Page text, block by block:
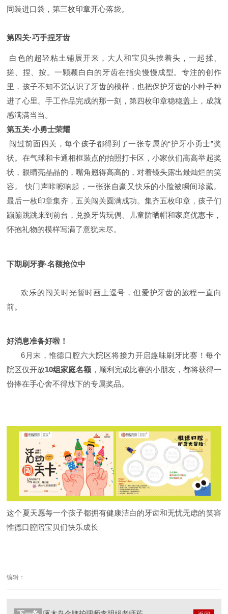
同装进口袋，第三枚印章开心落袋。
第四关·巧手捏牙齿
白色的超轻粘土铺展开来，大人和宝贝头挨着头，一起揉、
搓、捏、按。一颗颗白白的牙齿在指尖慢慢成型。专注的创作
里，孩子不知不觉认识了牙齿的模样，也把保护牙齿的小种子种
进了心里。 手工作品完成的那一刻，第四枚印章稳稳盖上，成就
感满满当当。
第五关·小勇士荣耀
闯过前面四关，每个孩子都得到了一张专属的“护牙小勇士”奖
状。在气球和卡通相框装点的拍照打卡区，小家伙们高高举起奖
状，眼睛亮晶晶的，嘴角翘得高高的，对着镜头露出最灿烂的笑
容。
快门声咔嚓响起，一张张自豪又快乐的小脸被瞬间珍藏。
最后一枚印章集齐，五关闯关圆满成功。集齐五枚印章，孩子们
蹦蹦跳跳来到前台，兑换牙齿玩偶、儿童防晒帽和家庭优惠卡，
怀抱礼物的模样写满了意犹未尽。
下期刷牙赛·名额抢位中
欢乐的闯关时光暂时画上逗号，但爱护牙齿的旅程一直向
前。
好消息准备好啦！
6 月末，惟德口腔六大院区将接力开启趣味刷牙比赛！每个
院区仅开放10组家庭名额 ，顺利完成比赛的小朋友，都将获得一
份捧在手心舍不得放下的专属奖品。
这个夏天愿每一个孩子都拥有健康洁白的牙齿和无忧无虑的笑容
惟德口腔陪宝贝们快乐成长
编辑：